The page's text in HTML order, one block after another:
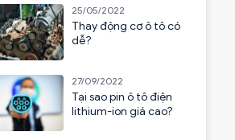
25/05/2022
Thay động cơ ô tô có
dễ?
27/09/2022
Tại sao pin ô tô điện
lithium-ion giá cao?